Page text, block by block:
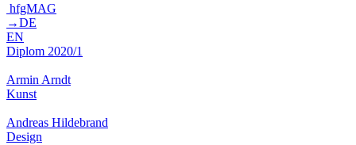
hfgMAG
→DE
EN
Diplom 2020/1
Armin Arndt
Kunst
Andreas Hildebrand
Design